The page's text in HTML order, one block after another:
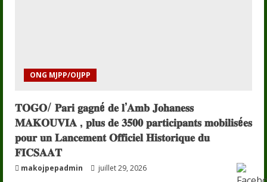
ONG MJPP/OIJPP
𝐓𝐎𝐆𝐎/ 𝐏𝐚𝐫𝐢 𝐠𝐚𝐠𝐧é 𝐝𝐞 𝐥’𝐀𝐦𝐛 𝐉𝐨𝐡𝐚𝐧𝐞𝐬𝐬
𝐌𝐀𝐊𝐎𝐔𝐕𝐈𝐀 , 𝐩𝐥𝐮𝐬 𝐝𝐞 𝟑𝟓𝟎𝟎 𝐩𝐚𝐫𝐭𝐢𝐜𝐢𝐩𝐚𝐧𝐭𝐬 𝐦𝐨𝐛𝐢𝐥𝐢𝐬é𝐞𝐬
𝐩𝐨𝐮𝐫 𝐮𝐧 𝐋𝐚𝐧𝐜𝐞𝐦𝐞𝐧𝐭 𝐎𝐟𝐟𝐢𝐜𝐢𝐞𝐥 𝐇𝐢𝐬𝐭𝐨𝐫𝐢𝐪𝐮𝐞 𝐝𝐮
𝐅𝐈𝐂𝐒𝐀𝐀𝐓
makojpepadmin juillet 29, 2026